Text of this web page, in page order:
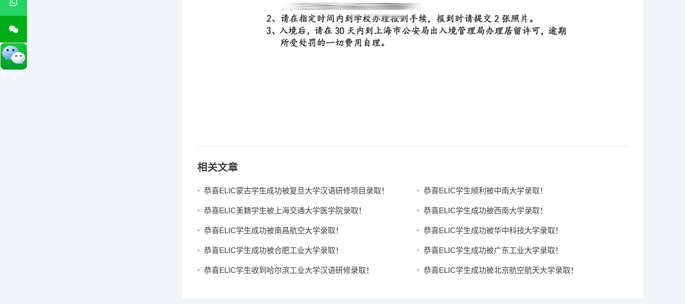
相关文章
恭喜ELIC蒙古学生成功被复旦大学汉语研修项目录取！ 恭喜ELIC学生顺利被中南大学录取！
恭喜ELIC美籍学生被上海交通大学医学院录取！ 恭喜ELIC学生成功被西南大学录取！
恭喜ELIC学生成功被南昌航空大学录取！ 恭喜ELIC学生成功被华中科技大学录取！
恭喜ELIC学生成功被合肥工业大学录取！ 恭喜ELIC学生成功被广东工业大学录取！
恭喜ELIC学生收到哈尔滨工业大学汉语研修录取！ 恭喜ELIC学生成功被北京航空航天大学录取！
微信公众